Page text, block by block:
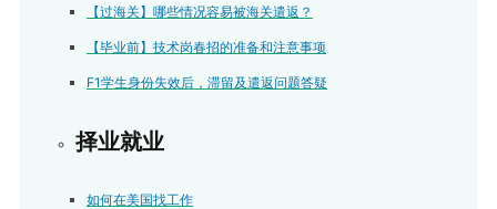
【过海关】哪些情况容易被海关遣返？
【毕业前】技术岗春招的准备和注意事项
F1学生身份失效后，滞留及遣返问题答疑
择业就业
如何在美国找工作